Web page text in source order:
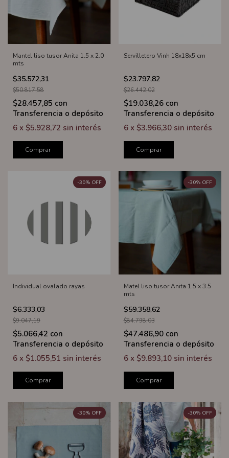
Mantel liso tusor Anita 1.5 x 2.0
mts
$35.572,31
$50.817,58
$28.457,85 con
Transferencia o depósito
6 x $5.928,72 sin interés
Comprar
Servilletero Vinh 18x18x5 cm
$23.797,82
$26.442,02
$19.038,26 con
Transferencia o depósito
6 x $3.966,30 sin interés
Comprar
Individual ovalado rayas
$6.333,03
-30% OFF
$9.047,19
$5.066,42 con
Transferencia o depósito
6 x $1.055,51 sin interés
Comprar
Matel liso tusor Anita 1.5 x 3.5
mts
$59.358,62
-30% OFF
$84.798,03
$47.486,90 con
Transferencia o depósito
6 x $9.893,10 sin interés
Comprar
-30% OFF -30% OFF